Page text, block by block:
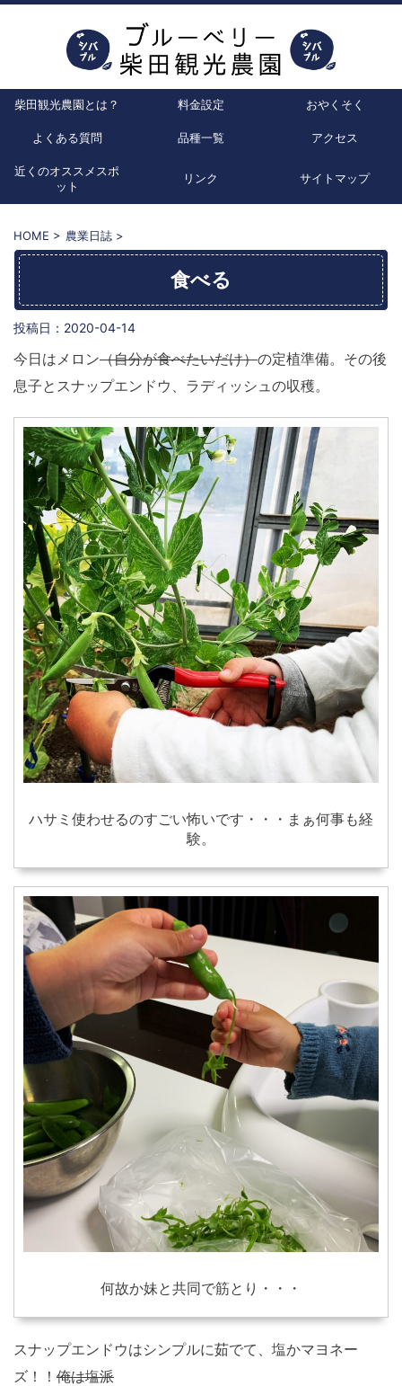
柴田観光農園とは？ 料金設定 おやくそく
よくある質問 品種一覧 アクセス
近くのオススメスポ
ット
リンク サイトマップ
HOME > 農業日誌 >
食べる
投稿日： 2020-04-14
今日はメロン（自分が食べたいだけ）の定植準備。その後
息子とスナップエンドウ、ラディッシュの収穫。
ハサミ使わせるのすごい怖いです・・・まぁ何事も経
験。
何故か妹と共同で筋とり・・・
スナップエンドウはシンプルに茹でて、塩かマヨネー
ズ！！ 俺は塩派